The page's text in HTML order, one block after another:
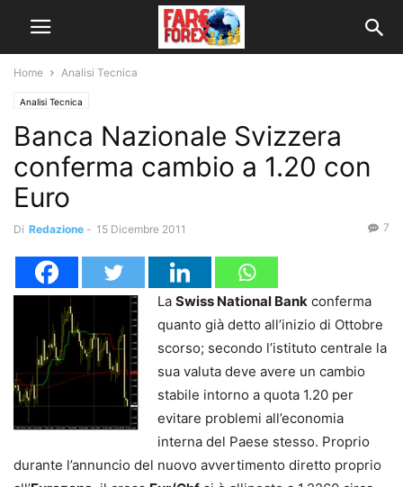
Home Analisi Tecnica
Analisi Tecnica
Banca Nazionale Svizzera
conferma cambio a 1.20 con
Euro
Di Redazione - 15 Dicembre 2011 7
La Swiss National Bank conferma
quanto già detto all’inizio di Ottobre
scorso; secondo l’istituto centrale la
sua valuta deve avere un cambio
stabile intorno a quota 1.20 per
evitare problemi all’economia
interna del Paese stesso. Proprio
durante l’annuncio del nuovo avvertimento diretto proprio